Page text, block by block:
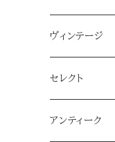
ヴィンテージ
雑貨
アクセサリー
セレクト
アンティーク